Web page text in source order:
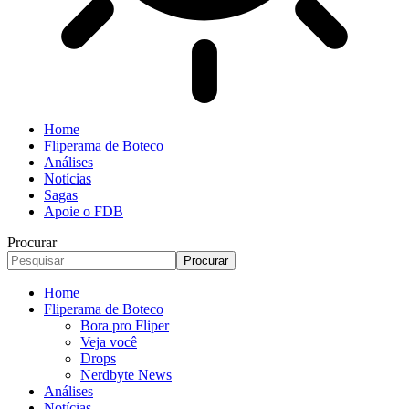
Home
Fliperama de Boteco
Análises
Notícias
Sagas
Apoie o FDB
Procurar
Home
Fliperama de Boteco
Bora pro Fliper
Veja você
Drops
Nerdbyte News
Análises